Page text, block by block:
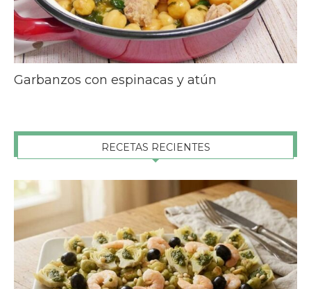
Garbanzos con espinacas y atún
RECETAS RECIENTES